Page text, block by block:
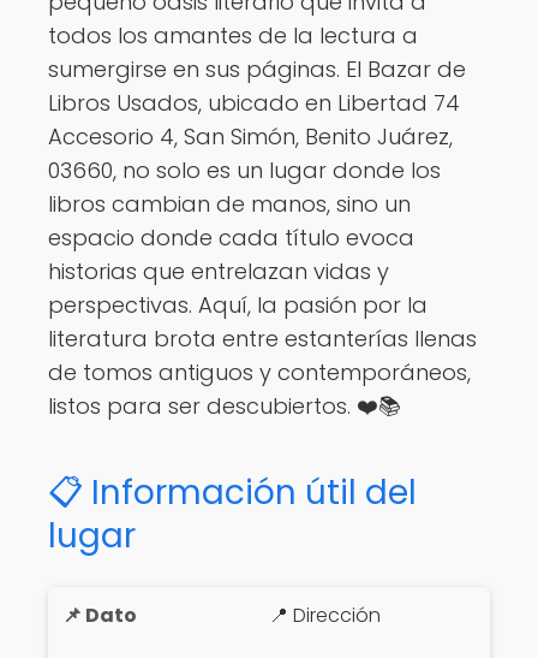
todos los amantes de la lectura a
sumergirse en sus páginas. El Bazar de
Libros Usados, ubicado en Libertad 74
Accesorio 4, San Simón, Benito Juárez,
03660, no solo es un lugar donde los
libros cambian de manos, sino un
espacio donde cada título evoca
historias que entrelazan vidas y
perspectivas. Aquí, la pasión por la
literatura brota entre estanterías llenas
de tomos antiguos y contemporáneos,
listos para ser descubiertos. ❤️📚
📋 Información útil del
lugar
📍 Dirección